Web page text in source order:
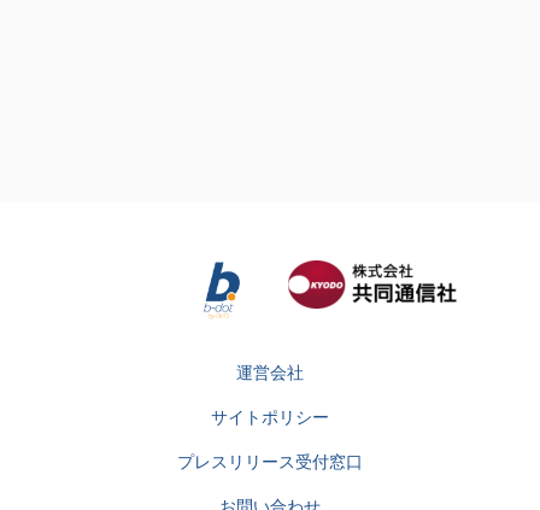
運営会社
サイトポリシー
プレスリリース受付窓口